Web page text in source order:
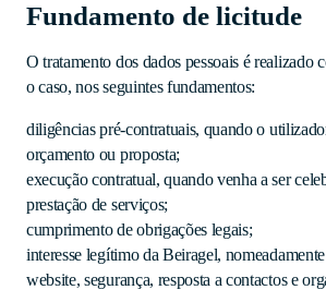
Fundamento de licitude
O tratamento dos dados pessoais é realizado
o caso, nos seguintes fundamentos:
diligências pré-contratuais, quando o
orçamento ou proposta;
execução contratual, quando venha a ser
prestação de serviços;
cumprimento de obrigações legais;
interesse legítimo da Beiragel,
website, segurança, resposta a contactos e